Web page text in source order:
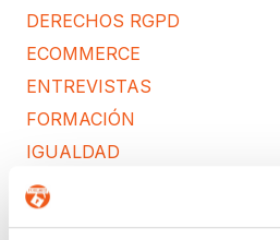
DERECHOS RGPD
ECOMMERCE
ENTREVISTAS
FORMACIÓN
IGUALDAD
NEWS
POLÍTICA DE COOKIES